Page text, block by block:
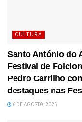
CULTURA
Santo António do
Festival de
Pedro Carrilho
destaques nas
6 DE AGOSTO, 2026